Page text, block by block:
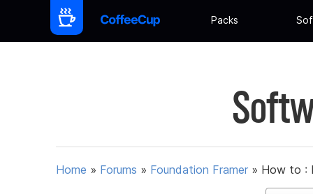
Packs
Home » Forums » Foundation Framer » How to :